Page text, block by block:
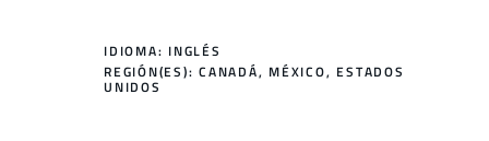
IDIOMA: INGLÉS
REGIÓN(ES):CANADÁ, MÉXICO, ESTADOS
UNIDOS